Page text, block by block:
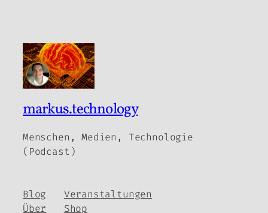
markus.technology
Menschen, Medien, Technologie
(Podcast)
Blog
Über
Veranstaltungen
Shop